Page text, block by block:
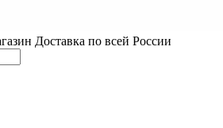
Доставка по всей России